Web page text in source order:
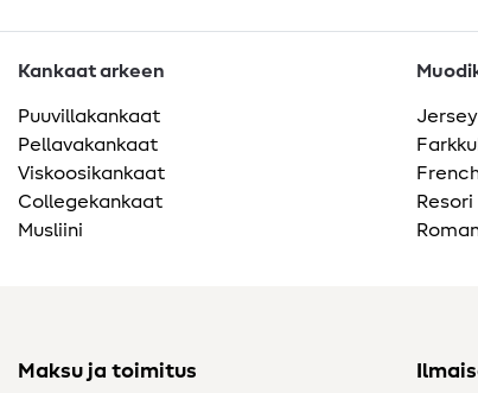
Kankaat arkeen
Puuvillakankaat
Pellavakankaat
Viskoosikankaat
Collegekankaat
Musliini
Jersey
Resori
Maksu ja toimitus